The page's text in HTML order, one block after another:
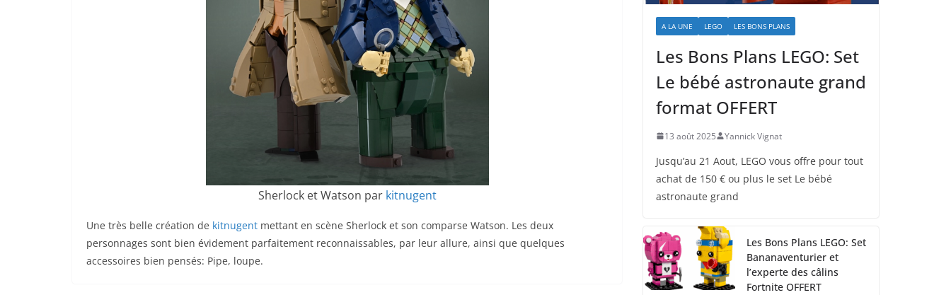
Sherlock et Watson par kitnugent
Une très belle création de kitnugent mettant en scène Sherlock et son comparse Watson. Les deux
personnages sont bien évidement parfaitement reconnaissables, par leur allure, ainsi que quelques
accessoires bien pensés: Pipe, loupe.
A LA UNE LEGO LES BONS PLANS
Les Bons Plans LEGO: Set
Le bébé astronaute grand
format OFFERT
13 août 2025 Yannick Vignat
Jusqu’au 21 Aout, LEGO vous offre pour tout
achat de 150 € ou plus le set Le bébé
astronaute grand
Les Bons Plans LEGO: Set
Bananaventurier et
l’experte des câlins
Fortnite OFFERT